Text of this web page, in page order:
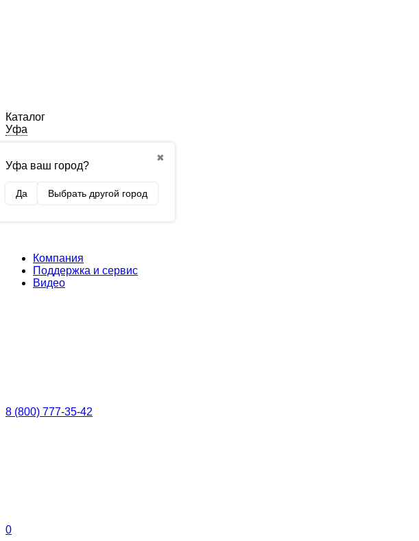
Каталог
Уфа
✖
Уфа ваш город?
Да Выбрать другой город
Компания
Поддержка и сервис
Видео
8 (800) 777-35-42
0